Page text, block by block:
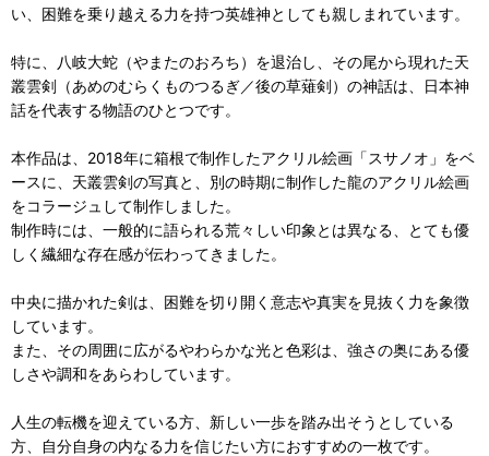
い、困難を乗り越える力を持つ英雄神としても親しまれています。
特に、八岐大蛇（やまたのおろち）を退治し、その尾から現れた天
叢雲剣（あめのむらくものつるぎ／後の草薙剣）の神話は、日本神
話を代表する物語のひとつです。
本作品は、2018年に箱根で制作したアクリル絵画「スサノオ」をベ
ースに、天叢雲剣の写真と、別の時期に制作した龍のアクリル絵画
をコラージュして制作しました。
制作時には、一般的に語られる荒々しい印象とは異なる、とても優
しく繊細な存在感が伝わってきました。
中央に描かれた剣は、困難を切り開く意志や真実を見抜く力を象徴
しています。
また、その周囲に広がるやわらかな光と色彩は、強さの奥にある優
しさや調和をあらわしています。
人生の転機を迎えている方、新しい一歩を踏み出そうとしている
方、自分自身の内なる力を信じたい方におすすめの一枚です。